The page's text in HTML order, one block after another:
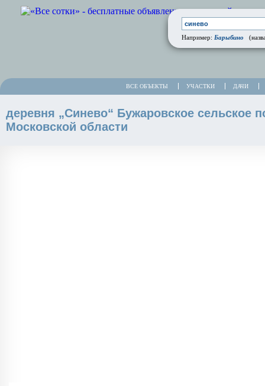
ВСЕ ОБЪЕКТЫ УЧАСТКИ ДАЧИ
Например: Барыбино
деревня „Синево“ Бужаровское сельское
Московской области